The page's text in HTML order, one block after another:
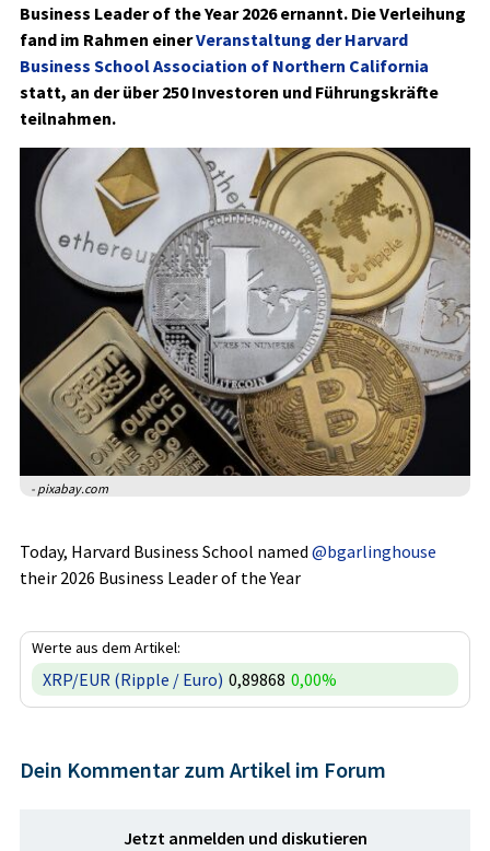
Business Leader of the Year 2026 ernannt. Die Verleihung
fand im Rahmen einerVeranstaltung der Harvard
Business School Association of Northern California
statt, an der über 250 Investoren und Führungskräfte
teilnahmen.
- pixabay.com
Today, Harvard Business School named @bgarlinghouse
their 2026 Business Leader of the Year
Werte aus dem Artikel:
XRP/EUR (Ripple / Euro) 0,89868 0,00%
Dein Kommentar zum Artikel im Forum
Jetzt anmelden und diskutieren